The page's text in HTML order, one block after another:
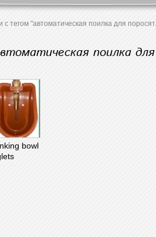
с тегом "автоматическая поилка для
поилка
bowl